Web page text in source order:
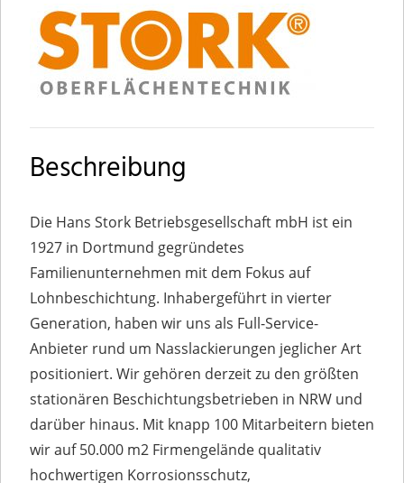
Beschreibung
Die Hans Stork Betriebsgesellschaft mbH ist ein
1927 in Dortmund gegründetes
Familienunternehmen mit dem Fokus auf
Lohnbeschichtung. Inhabergeführt in vierter
Generation, haben wir uns als Full-Service-
Anbieter rund um Nasslackierungen jeglicher Art
positioniert. Wir gehören derzeit zu den größten
stationären Beschichtungsbetrieben in NRW und
darüber hinaus. Mit knapp 100 Mitarbeitern bieten
wir auf 50.000 m2 Firmengelände qualitativ
hochwertigen Korrosionsschutz,